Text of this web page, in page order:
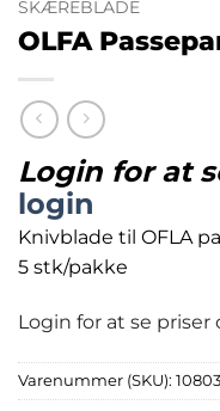
SKÆREBLADE
OLFA
Login for at
login
Knivblade til OFLA
5 stk/pakke
Login for at se
Varenummer (SKU):